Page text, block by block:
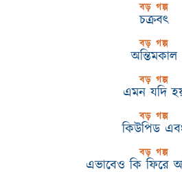
বড় গল্প
চক্রবৎ
বড় গল্প
অন্তিমকাল
বড় গল্প
এমন যদি
বড় গল্প
কিউপিড
বড় গল্প
এভাবেও কি ফিরে